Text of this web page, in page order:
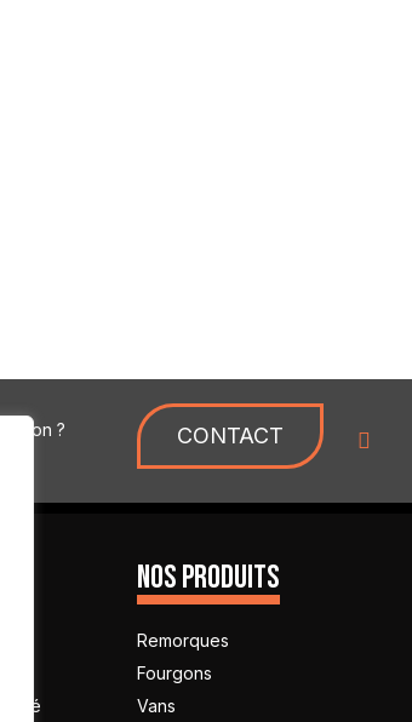
?
CONTACT
NOS PRODUITS
Remorques
Fourgons
Vans